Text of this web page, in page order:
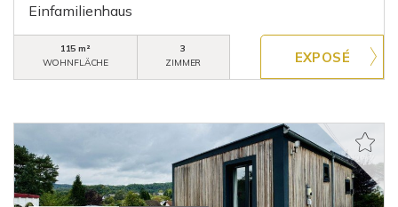
Einfamilienhaus
115 m²
WOHNFLÄCHE
3
ZIMMER